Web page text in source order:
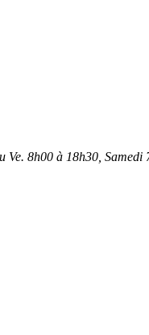
Ve. 8h00 à 18h30, Samedi